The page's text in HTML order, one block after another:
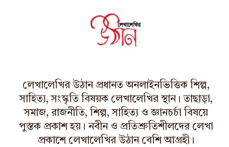
লেখালেখির উঠান প্রধানত অনলাইনভিত্তিক শিল্প,
সাহিত্য, সংস্কৃতি বিষয়ক লেখালেখির স্থান। তাছাড়া,
সমাজ, রাজনীতি, শিল্প, সাহিত্য ও জ্ঞানচর্চা বিষয়ে
পুস্তক প্রকাশ হয়। নবীন ও প্রতিশ্রুতিশীলদের লেখা
প্রকাশে লেখালেখির উঠান বেশি আগ্রহী।